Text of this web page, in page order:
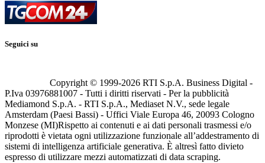
Seguici su
Copyright © 1999-2026 RTI S.p.A. Business Digital -
P.Iva 03976881007 - Tutti i diritti riservati - Per la pubblicità
Mediamond S.p.A. - RTI S.p.A., Mediaset N.V., sede legale
Amsterdam (Paesi Bassi) - Uffici Viale Europa 46, 20093 Cologno
Monzese (MI)Rispetto ai contenuti e ai dati personali trasmessi e/o
riprodotti è vietata ogni utilizzazione funzionale all’addestramento di
sistemi di intelligenza artificiale generativa. È altresì fatto divieto
espresso di utilizzare mezzi automatizzati di data scraping.